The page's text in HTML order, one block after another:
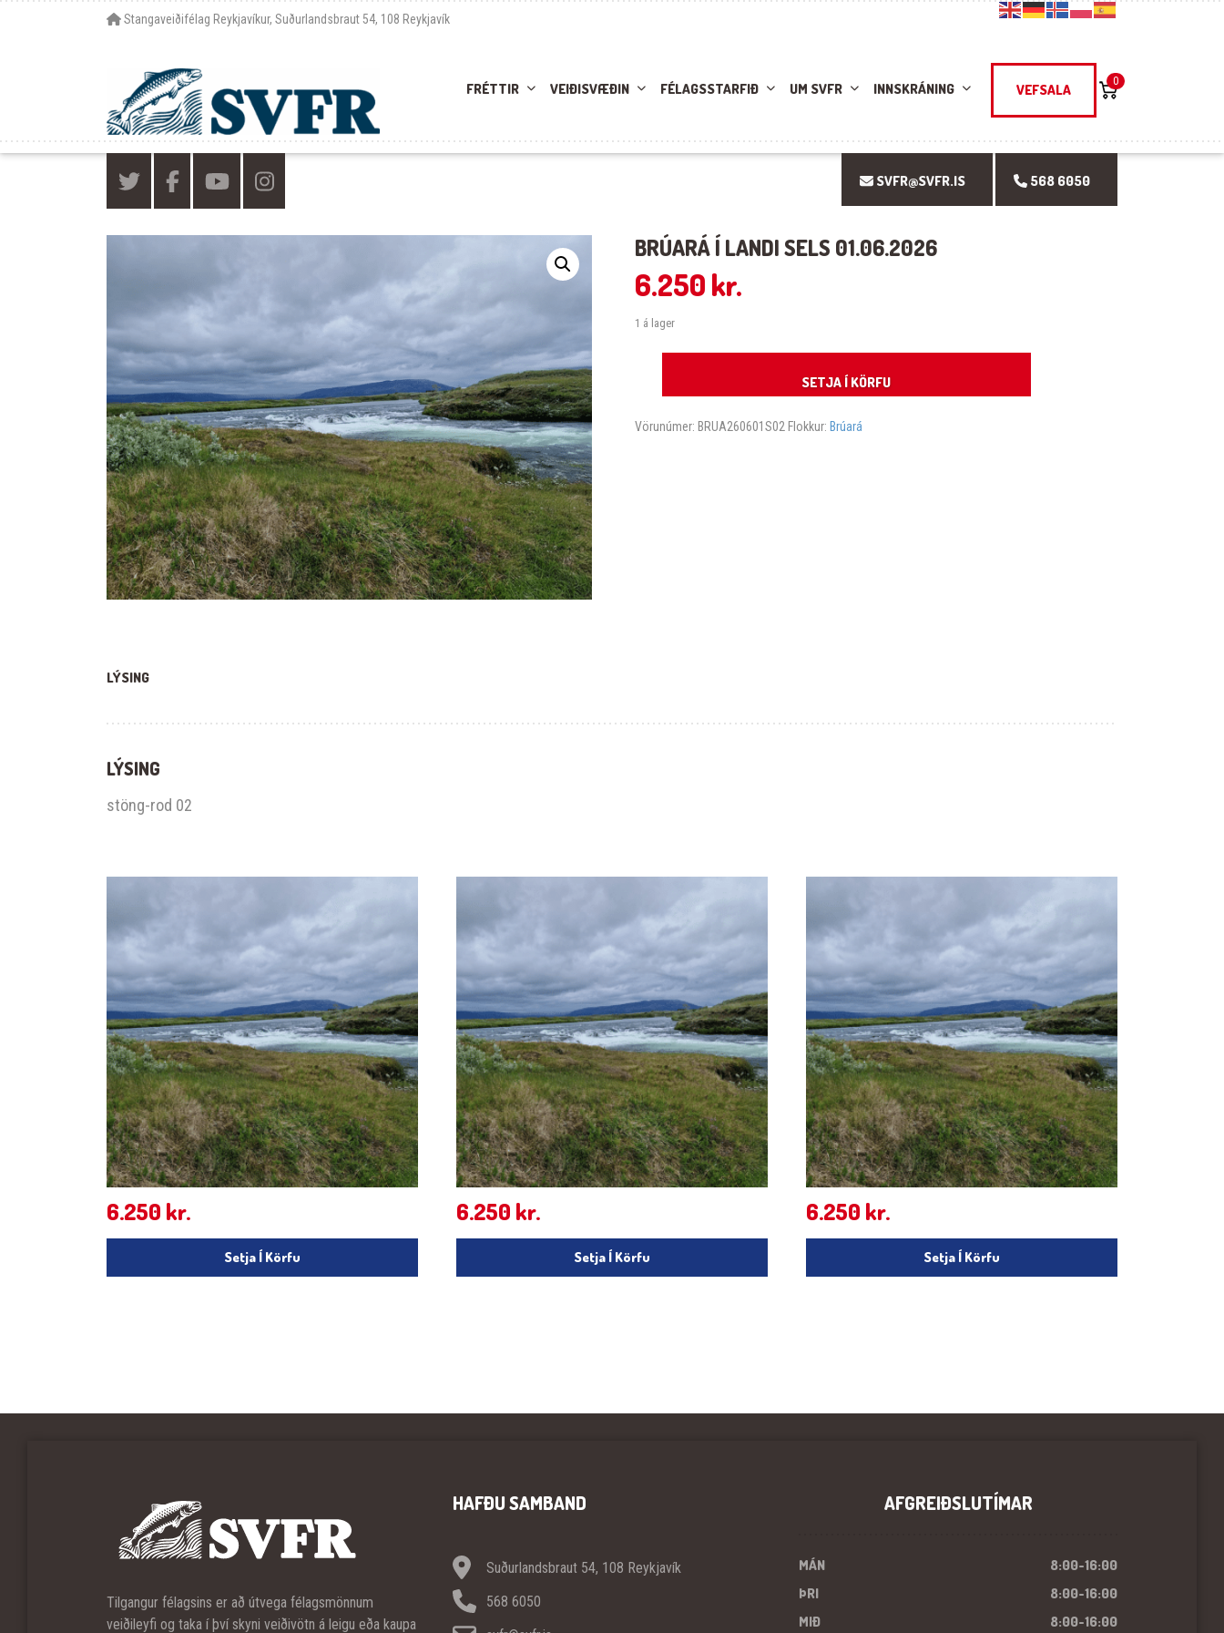
Stangaveiðifélag Reykjavíkur, Suðurlandsbraut 54, 108 Reykjavík
FRÉTTIR VEIÐISVÆÐIN FÉLAGSSTARFIÐ UM SVFR INNSKRÁNING VEFSALA
0
SVFR@SVFR.IS 568 6050
BRÚARÁ Í LANDI SELS 01.06.2026
6.250kr.
1 á lager
SETJA Í KÖRFU
Vörunúmer: BRUA260601S02 Flokkur: Brúará
LÝSING
LÝSING
stöng-rod 02
6.250 kr.
Setja Í Körfu
6.250 kr.
Setja Í Körfu
6.250 kr.
Setja Í Körfu
Tilgangur félagsins er að útvega félagsmönnum
veiðileyfi og taka í því skyni veiðivötn á leigu eða kaupa
HAFÐU SAMBAND
Suðurlandsbraut 54, 108 Reykjavík
568 6050
AFGREIÐSLUTÍMAR
MÁN
8:00-16:00
ÞRI
8:00-16:00
MIÐ
8:00-16:00